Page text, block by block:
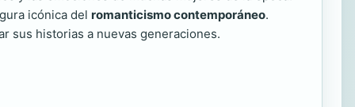
icónica del romanticismo contemporáneo.
sus historias a nuevas generaciones.